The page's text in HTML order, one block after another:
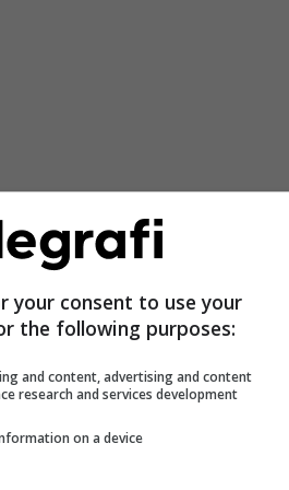
rrëmbeu vëmendjen e të
të mëdha për të
në portë. Është e vërtetë
your consent to use your
the following purposes:
and content, advertising and content
research and services development
on a device